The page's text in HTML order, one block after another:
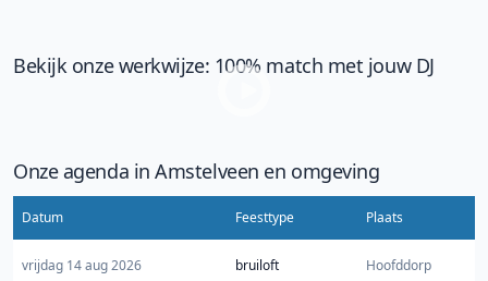
Bekijk onze werkwijze: 100% match met jouw DJ
Onze agenda in Amstelveen en omgeving
Datum Feesttype Plaats
vrijdag 14 aug 2026 bruiloft Hoofddorp